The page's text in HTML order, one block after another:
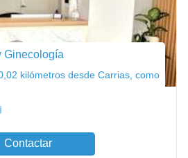
Ginecología
kilómetros desde Carrias, como
Contactar